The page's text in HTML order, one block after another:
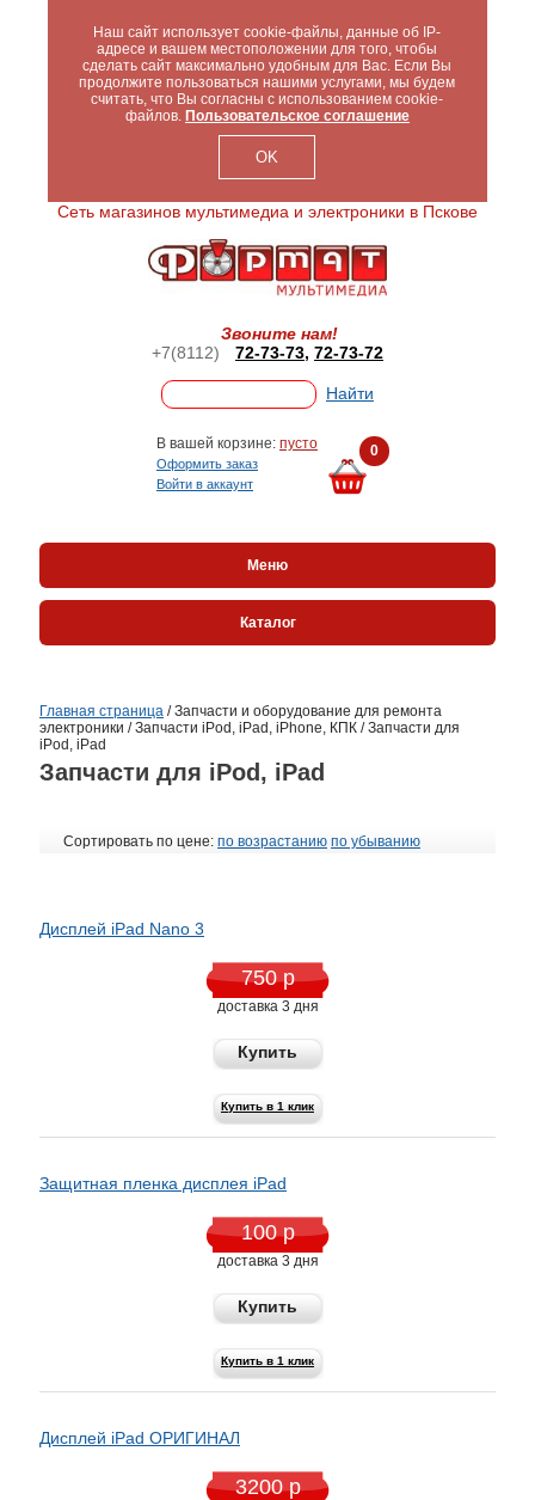
Наш сайт использует cookie-файлы, данные об IP-
адресе и вашем местоположении для того, чтобы
сделать сайт максимально удобным для Вас. Если Вы
продолжите пользоваться нашими услугами, мы будем
считать, что Вы согласны с использованием cookie-
файлов. Пользовательское соглашение
OK
Сеть магазинов мультимедиа и электроники в Пскове
Звоните нам!
+7(8112)
72-73-73, 72-73-72
В вашей корзине: пусто
Оформить заказ
Войти в аккаунт
0
Меню
Каталог
Главная страница /Запчасти и оборудование для ремонта
электроники /Запчасти iPod, iPad, iPhone, КПК /Запчасти для
iPod, iPad
Запчасти для iPod, iPad
Сортировать по цене: по возрастанию по убыванию
Дисплей iPad Nano 3
750 р
доставка 3 дня
Купить
Купить в 1 клик
Защитная пленка дисплея iPad
100 р
доставка 3 дня
Купить
Купить в 1 клик
Дисплей iPad ОРИГИНАЛ
3200 р